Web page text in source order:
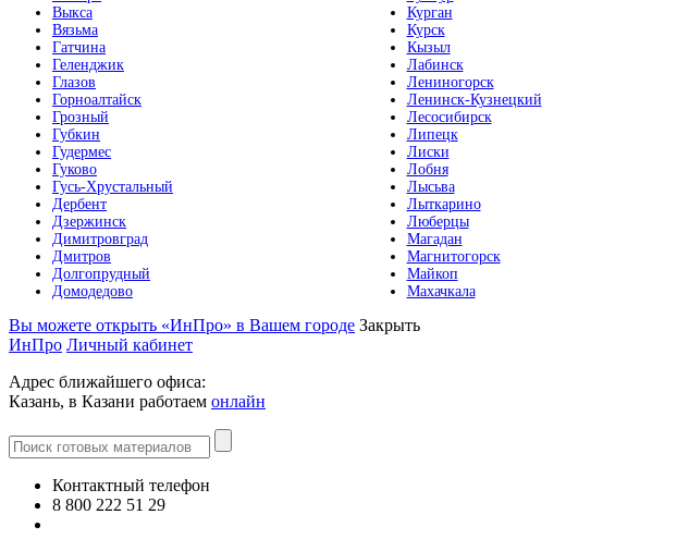
Выкса
Вязьма
Гатчина
Геленджик
Глазов
Горноалтайск
Грозный
Губкин
Гудермес
Гуково
Гусь-Хрустальный
Дербент
Дзержинск
Димитровград
Дмитров
Долгопрудный
Домодедово
Курган
Курск
Кызыл
Лабинск
Лениногорск
Ленинск-Кузнецкий
Лесосибирск
Липецк
Лиски
Лобня
Лысьва
Лыткарино
Люберцы
Магадан
Магнитогорск
Майкоп
Махачкала
Вы можете открыть «ИнПро» в Вашем городе Закрыть
ИнПро Личный кабинет
Адрес ближайшего офиса:
Казань, в Казани работаем онлайн
Контактный телефон
8 800 222 51 29